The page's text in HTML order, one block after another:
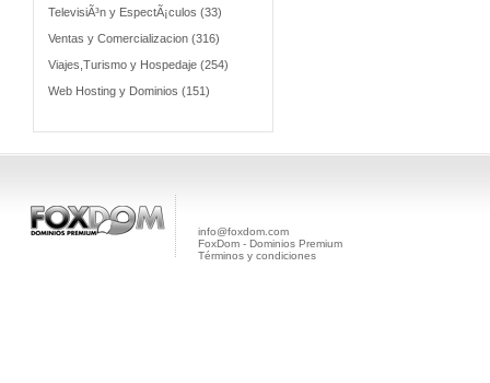
TelevisiÃ³n y EspectÃ¡culos (33)
Ventas y Comercializacion (316)
Viajes,Turismo y Hospedaje (254)
Web Hosting y Dominios (151)
info@foxdom.com
FoxDom - Dominios Premium
Términos y condiciones